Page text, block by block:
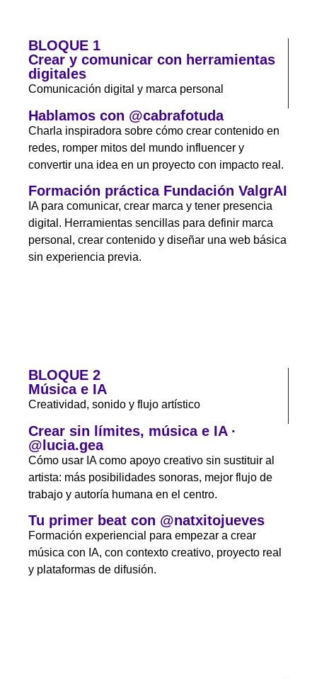
BLOQUE 1
Crear y comunicar con herramientas
digitales
Comunicación digital y marca personal
Hablamos con @cabrafotuda
Charla inspiradora sobre cómo crear contenido en
redes, romper mitos del mundo influencer y
convertir una idea en un proyecto con impacto real.
Formación práctica Fundación ValgrAI
IA para comunicar, crear marca y tener presencia
digital. Herramientas sencillas para definir marca
personal, crear contenido y diseñar una web básica
sin experiencia previa.
BLOQUE 2
Música e IA
Creatividad, sonido y flujo artístico
Crear sin límites, música e IA ·
@lucia.gea
Cómo usar IA como apoyo creativo sin sustituir al
artista: más posibilidades sonoras, mejor flujo de
trabajo y autoría humana en el centro.
Tu primer beat con @natxitojueves
Formación experiencial para empezar a crear
música con IA, con contexto creativo, proyecto real
y plataformas de difusión.